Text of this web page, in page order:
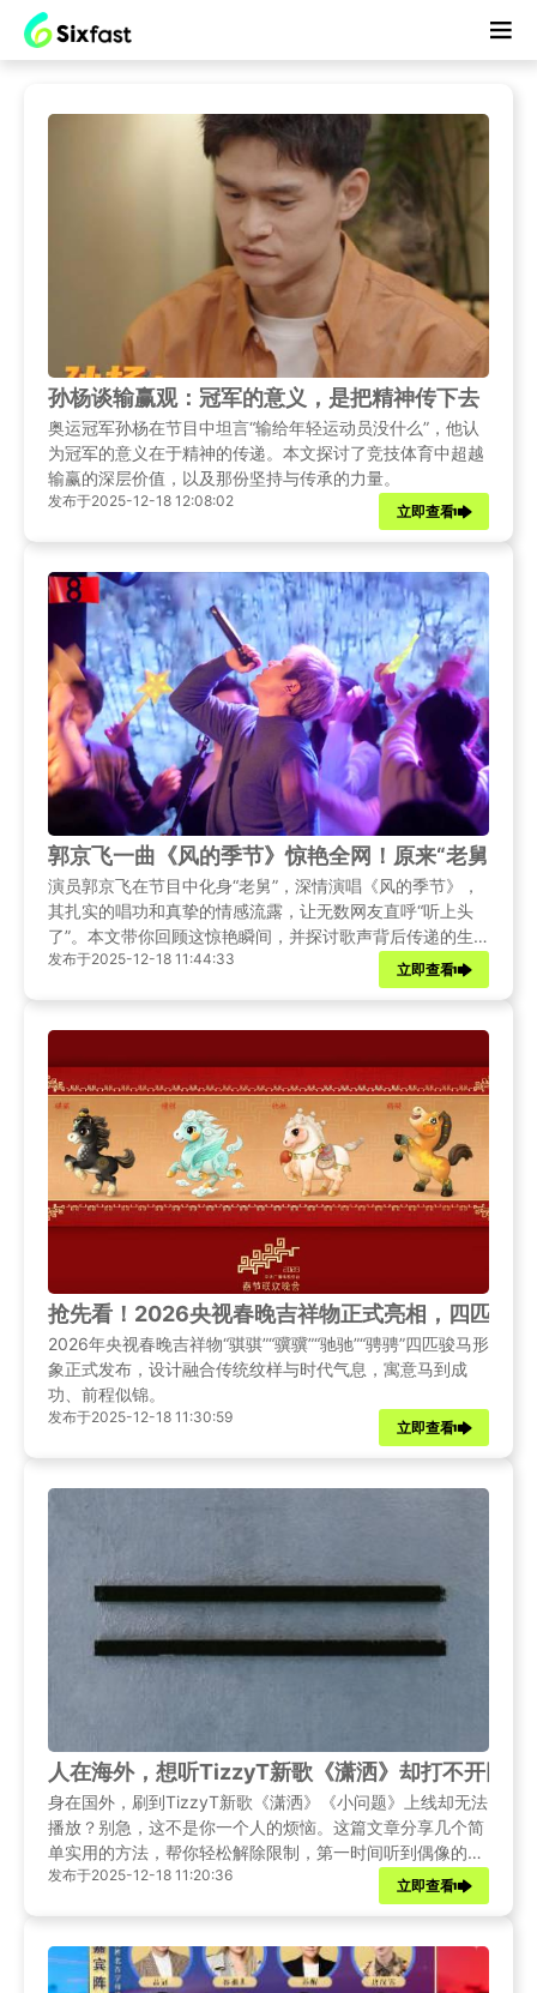
孙杨谈输赢观：冠军的意义，是把精神传下去
奥运冠军孙杨在节目中坦言“输给年轻运动员没什么”，他认
为冠军的意义在于精神的传递。本文探讨了竞技体育中超越
输赢的深层价值，以及那份坚持与传承的力量。
发布于2025-12-18 12:08:02
立即查看
郭京飞一曲《风的季节》惊艳全网！原来“老舅”的
演员郭京飞在节目中化身“老舅”，深情演唱《风的季节》，
其扎实的唱功和真挚的情感流露，让无数网友直呼“听上头
了”。本文带你回顾这惊艳瞬间，并探讨歌声背后传递的生
活态度。
发布于2025-12-18 11:44:33
立即查看
抢先看！2026央视春晚吉祥物正式亮相，四匹骏
2026年央视春晚吉祥物“骐骐”“骥骥”“驰驰”“骋骋”四匹骏马形
象正式发布，设计融合传统纹样与时代气息，寓意马到成
功、前程似锦。
发布于2025-12-18 11:30:59
立即查看
人在海外，想听TizzyT新歌《潇洒》却打不开网
身在国外，刷到TizzyT新歌《潇洒》《小问题》上线却无法
播放？别急，这不是你一个人的烦恼。这篇文章分享几个简
单实用的方法，帮你轻松解除限制，第一时间听到偶像的新
歌。
发布于2025-12-18 11:20:36
立即查看